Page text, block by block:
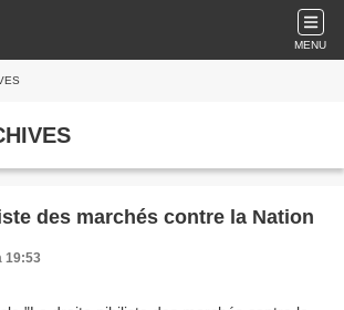
MENU
des marchés contre la Nation
19:53